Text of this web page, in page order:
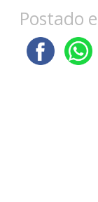
Postado